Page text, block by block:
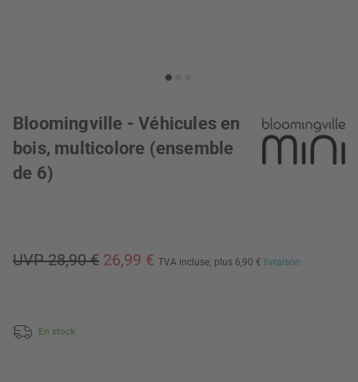
Bloomingville - Véhicules en
bois, multicolore (ensemble
de 6)
UVP 28,90 € 26,99 € TVA incluse, plus 6,90 € livraison
En stock